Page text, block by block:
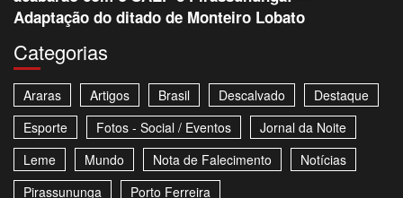
Adaptação do ditado de Monteiro Lobato
Categorias
Araras Artigos Brasil Descalvado
Destaque
Esporte
Fotos - Social / Eventos
Jornal da Noite
Leme
Mundo Nota de Falecimento
Notícias
Pirassununga
Porto Ferreira